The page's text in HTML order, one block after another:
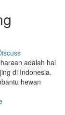
adalah hal
di Indonesia.
hewan